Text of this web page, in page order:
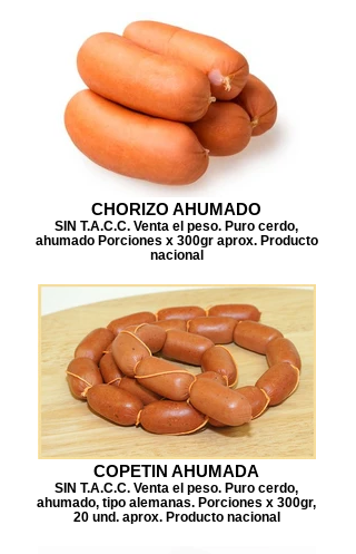
CHORIZO AHUMADO
SIN T.A.C.C. Venta el peso. Puro cerdo,
ahumado Porciones x 300gr aprox. Producto
nacional
COPETIN AHUMADA
SIN T.A.C.C. Venta el peso. Puro cerdo,
ahumado, tipo alemanas. Porciones x 300gr,
20 und. aprox. Producto nacional